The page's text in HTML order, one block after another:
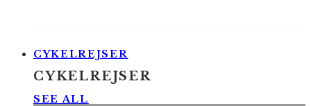
CYKELREJSER
CYKELREJSER
SEE ALL